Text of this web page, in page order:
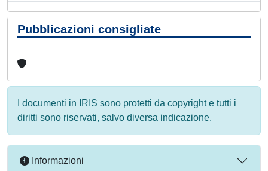
Pubblicazioni consigliate
I documenti in IRIS sono protetti da copyright e tutti i
diritti sono riservati, salvo diversa indicazione.
Informazioni